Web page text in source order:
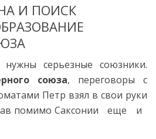
И ПОИСК
серьезные союзники.
союза, переговоры с
Петр взял в свои руки
помимо Саксонии еще и